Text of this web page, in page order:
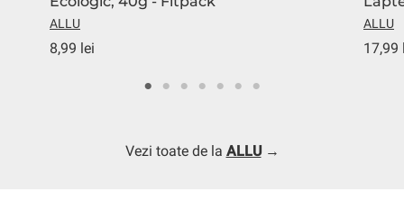
ALLU
8,99 lei
ALLU
17,99
Vezi toate de la ALLU→